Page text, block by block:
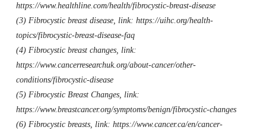
https://www.healthline.com/health/fibrocystic-breast-disease
(3) Fibrocystic breast disease, link: https://uihc.org/health-
topics/fibrocystic-breast-disease-faq
(4) Fibrocystic breast changes, link:
https://www.cancerresearchuk.org/about-cancer/other-
conditions/fibrocystic-disease
(5) Fibrocystic Breast Changes, link:
https://www.breastcancer.org/symptoms/benign/fibrocystic-changes
(6) Fibrocystic breasts, link: https://www.cancer.ca/en/cancer-